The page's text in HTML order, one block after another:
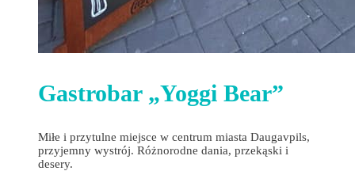
Gastrobar „Yoggi Bear”
Miłe i przytulne miejsce w centrum miasta Daugavpils,
przyjemny wystrój. Różnorodne dania, przekąski i
desery.